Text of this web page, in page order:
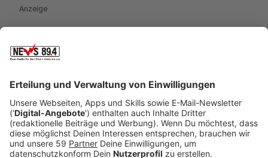
Anzeige
Bei der medizinischen Versorgung verzeichnet der
aktuellen Zahlen derKassenärztlichen Vereinigung
Nordrhein
fehlen kreisweit rund 30 Hausärztinnen und
Hausärzte, wobei die meisten unbesetzten Stellen auf
Grevenbroich, Jüchen, Rommerskirchen und
Korschenbroich entfallen. In Kaarst und in der Stadt
Neuss liegt der Versorgungsgrad hingegen über dem